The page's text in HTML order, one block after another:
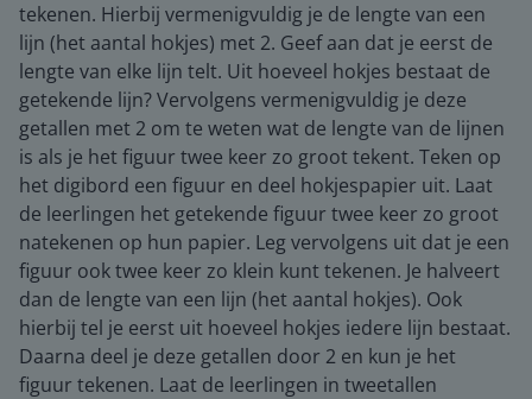
tekenen. Hierbij vermenigvuldig je de lengte van een
lijn (het aantal hokjes) met 2. Geef aan dat je eerst de
lengte van elke lijn telt. Uit hoeveel hokjes bestaat de
getekende lijn? Vervolgens vermenigvuldig je deze
getallen met 2 om te weten wat de lengte van de lijnen
is als je het figuur twee keer zo groot tekent. Teken op
het digibord een figuur en deel hokjespapier uit. Laat
de leerlingen het getekende figuur twee keer zo groot
natekenen op hun papier. Leg vervolgens uit dat je een
figuur ook twee keer zo klein kunt tekenen. Je halveert
dan de lengte van een lijn (het aantal hokjes). Ook
hierbij tel je eerst uit hoeveel hokjes iedere lijn bestaat.
Daarna deel je deze getallen door 2 en kun je het
figuur tekenen. Laat de leerlingen in tweetallen